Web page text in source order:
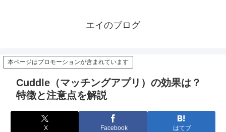
エイのブログ
本ページはプロモーションが含まれています
Cuddle（マッチングアプリ）の効果は？
特徴と注意点を解説
X Facebook はてブ